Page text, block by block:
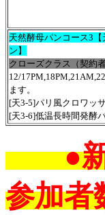
天然酵母パンコース3
ン】
クローズクラス（契約者
12/
ます。
[天3-5]パリ風クロワッ
[天3-6]低温長時間発酵
●新型
参加者